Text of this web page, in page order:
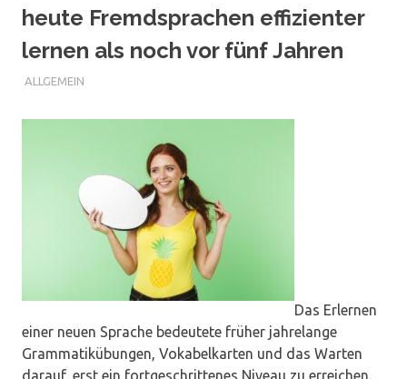
heute Fremdsprachen effizienter
lernen als noch vor fünf Jahren
ALLGEMEIN
Das Erlernen
einer neuen Sprache bedeutete früher jahrelange
Grammatikübungen, Vokabelkarten und das Warten
darauf, erst ein fortgeschrittenes Niveau zu erreichen,